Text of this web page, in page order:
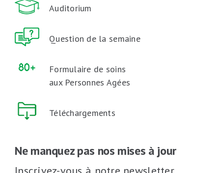
Auditorium
Question de la semaine
Formulaire de soins
aux Personnes Agées
Téléchargements
Ne manquez pas nos mises à jour